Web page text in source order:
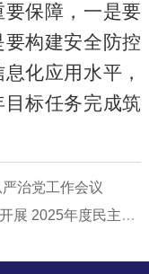
保障，一是要
构建安全防控
化应用水平，
标任务完成筑
治党工作会议
主生活会会前专题学习研讨